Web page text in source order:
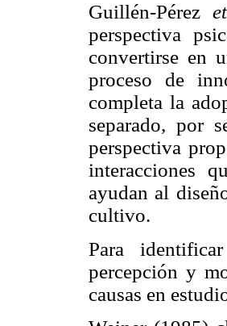
Guillén-Pérez
perspectiva
convertirse en
proceso de
completa la
separado, por
perspectiva
interacciones
ayudan al
cultivo.
Para
percepción y
causas en